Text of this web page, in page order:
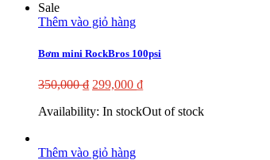
Sale
Thêm vào giỏ hàng
Bơm mini RockBros 100psi
350,000₫ 299,000 ₫
Availability: In stockOut of stock
Thêm vào giỏ hàng